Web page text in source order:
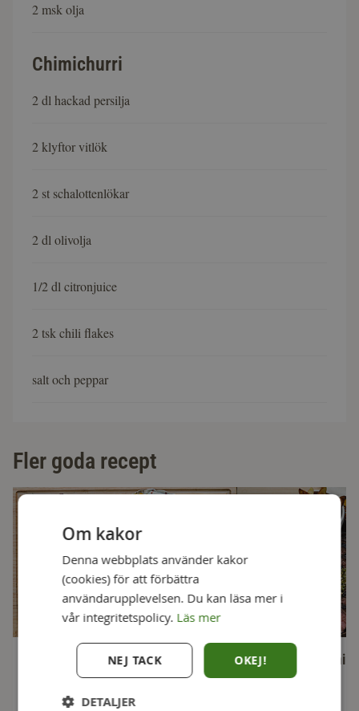
2 msk olja
Chimichurri
2 dl hackad persilja
2 klyftor vitlök
2 st schalottenlökar
2 dl olivolja
1/2 dl citronjuice
2 tsk chili flakes
salt och peppar
Fler goda recept
Flat iron med potatisknyten och
majssallad
1,5 h
Flat iron med
Om kakor
Denna webbplats använder kakor
(cookies) för att förbättra
användarupplevelsen. Du kan läsa mer i
vår integritetspolicy. Läs mer
OKEJ!
NEJ TACK
DETALJER